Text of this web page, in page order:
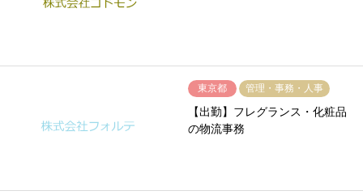
東京都 管理・事務・人事
【出勤】フレグランス・化粧品
の物流事務